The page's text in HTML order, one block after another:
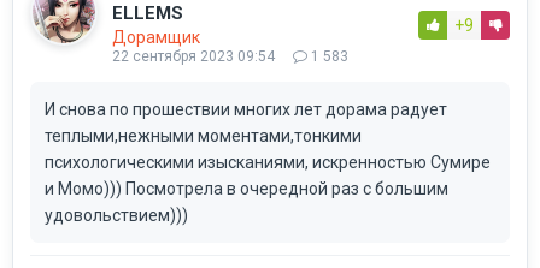
ELLEMS
Дорамщик
22 сентября 2023 09:54 1 583
+9
И снова по прошествии многих лет дорама радует
теплыми,нежными моментами,тонкими
психологическими изысканиями, искренностью Сумире
и Момо))) Посмотрела в очередной раз с большим
удовольствием)))